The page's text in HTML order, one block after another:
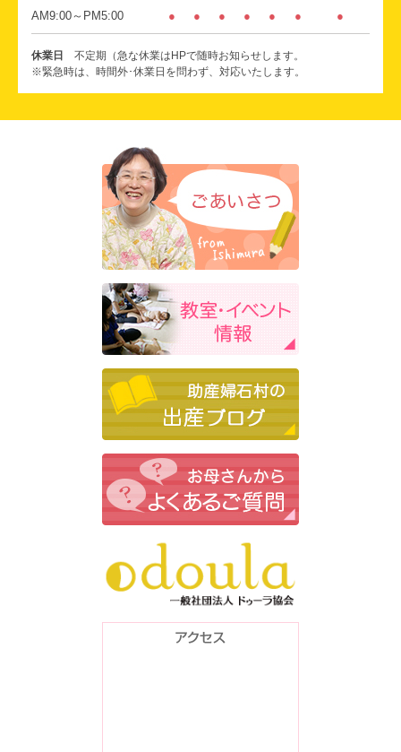
AM9:00～PM5:00 ● ● ● ● ● ● ●
休業日
不定期（急な休業はHPで随時お知らせします。
※緊急時は、時間外･休業日を問わず、対応いたします。